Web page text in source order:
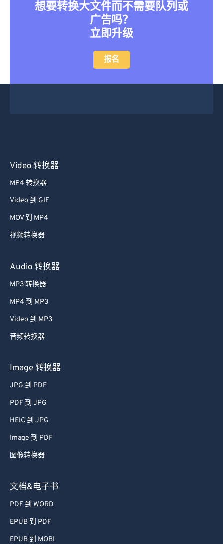
想要转换大文件而不需要队列或
广告吗？
立即升级
报名
Video 转换器
MP4 转换器
Video 到 GIF
MOV 到 MP4
视频转换器
Audio 转换器
MP3 转换器
MP4 到 MP3
Video 到 MP3
音频转换器
Image 转换器
JPG 到 PDF
PDF 到 JPG
HEIC 到 JPG
Image 到 PDF
图像转换器
文档&电子书
PDF 到 WORD
EPUB 到 PDF
EPUB 到 MOBI